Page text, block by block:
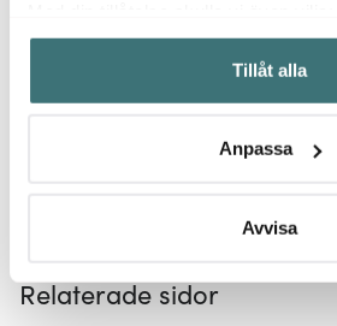
Samla in information om din
kan ha en noggrannhet på upp
Identifiera din enhet genom att
Ta reda på mer om hur dina
Du kan ändra eller dra tillbaka ditt
Vi använder cookies för att
Tillåt alla
Anpassa
Avvisa
Låt dig inspireras av
Relaterade sidor